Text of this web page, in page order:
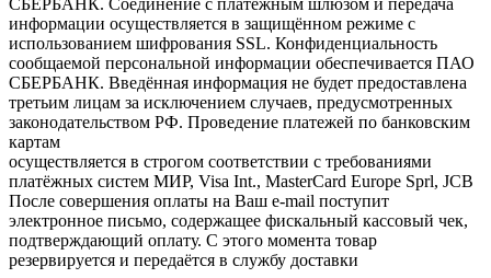
СБЕРБАНК. Соединение с платёжным шлюзом и передача
информации осуществляется в защищённом режиме с
использованием шифрования SSL. Конфиденциальность
сообщаемой персональной информации обеспечивается ПАО
СБЕРБАНК. Введённая информация не будет предоставлена
третьим лицам за исключением случаев, предусмотренных
законодательством РФ. Проведение платежей по банковским
картам
осуществляется в строгом соответствии с требованиями
платёжных систем МИР, Visa Int., MasterCard Europe Sprl, JCB
После совершения оплаты на Ваш e-mail поступит
электронное письмо, содержащее фискальный кассовый чек,
подтверждающий оплату. С этого момента товар
резервируется и передаётся в службу доставки